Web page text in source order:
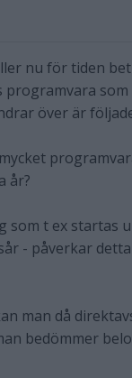
nu för tiden
programvara
över är
år?
t ex startas
- påverkar
man då
bedömmer